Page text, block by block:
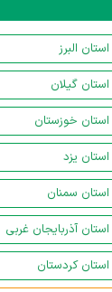
استان البرز
استان گیلان
استان خوزستان
استان یزد
استان سمنان
استان آذربایجان غربی
استان کردستان